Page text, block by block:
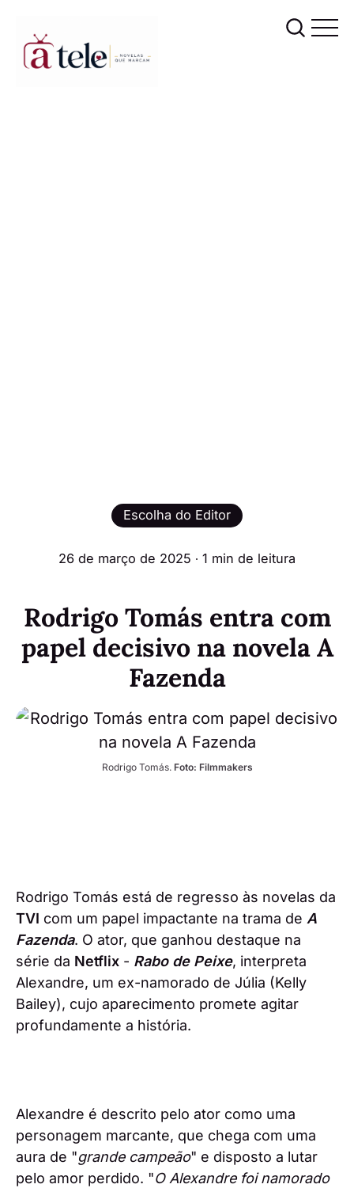
Escolha do Editor
26 de março de 2025 ∙ 1 min de leitura
Rodrigo Tomás entra com
papel decisivo na novela A
Fazenda
Rodrigo Tomás. Foto: Filmmakers
Rodrigo Tomás está de regresso às novelas da
TVI com um papel impactante na trama de A
Fazenda. O ator, que ganhou destaque na
série da Netflix - Rabo de Peixe, interpreta
Alexandre, um ex-namorado de Júlia (Kelly
Bailey), cujo aparecimento promete agitar
profundamente a história.
Alexandre é descrito pelo ator como uma
personagem marcante, que chega com uma
aura de "grande campeão" e disposto a lutar
pelo amor perdido. "O Alexandre foi namorado